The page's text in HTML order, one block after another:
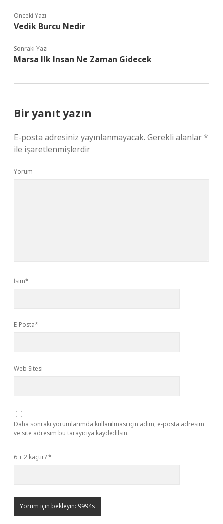
Önceki Yazı
Vedik Burcu Nedir
Sonraki Yazı
Marsa Ilk Insan Ne Zaman Gidecek
Bir yanıt yazın
E-posta adresiniz yayınlanmayacak. Gerekli alanlar*
ile işaretlenmişlerdir
Yorum
İsim*
E-Posta*
Web Sitesi
Daha sonraki yorumlarımda kullanılması için adım, e-posta adresim
ve site adresim bu tarayıcıya kaydedilsin.
6 + 2 kaçtır?*